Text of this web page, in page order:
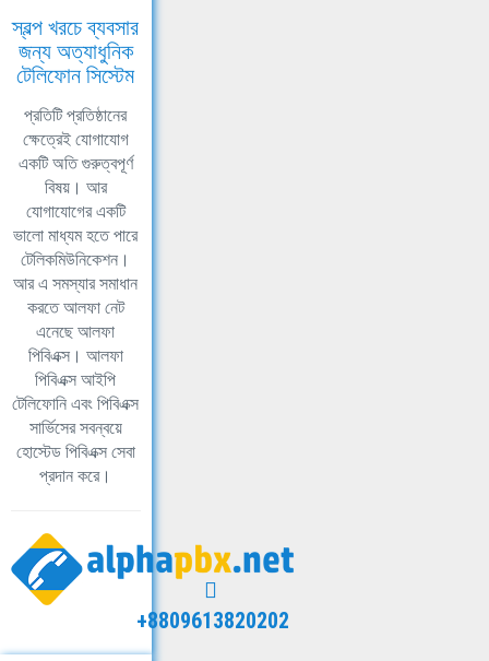
স্বল্প খরচে ব্যবসার
জন্য অত্যাধুনিক
টেলিফোন সিস্টেম
প্রতিটি প্রতিষ্ঠানের
ক্ষেত্রেই যোগাযোগ
একটি অতি গুরুত্বপূর্ণ
বিষয়। আর
যোগাযোগের একটি
ভালো মাধ্যম হতে পারে
টেলিকমিউনিকেশন।
আর এ সমস্যার সমাধান
করতে আলফা নেট
এনেছে আলফা
পিবিএক্স। আলফা
পিবিএক্স আইপি
টেলিফোনি এবং পিবিএক্স
সার্ভিসের সবন্বয়ে
হোস্টেড পিবিএক্স সেবা
প্রদান করে।
+8809613820202